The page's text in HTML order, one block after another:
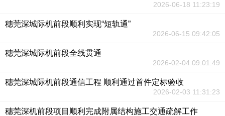
2026-06-18 11:23:19
穗莞深城际机前段顺利实现“短轨通”
2026-06-15 09:42:05
穗莞深城际机前段全线贯通
2026-02-04 09:01:49
穗莞深城际机前段通信工程 顺利通过首件定标验收
2026-02-03 11:31:23
穗莞深机前段项目顺利完成附属结构施工交通疏解工作